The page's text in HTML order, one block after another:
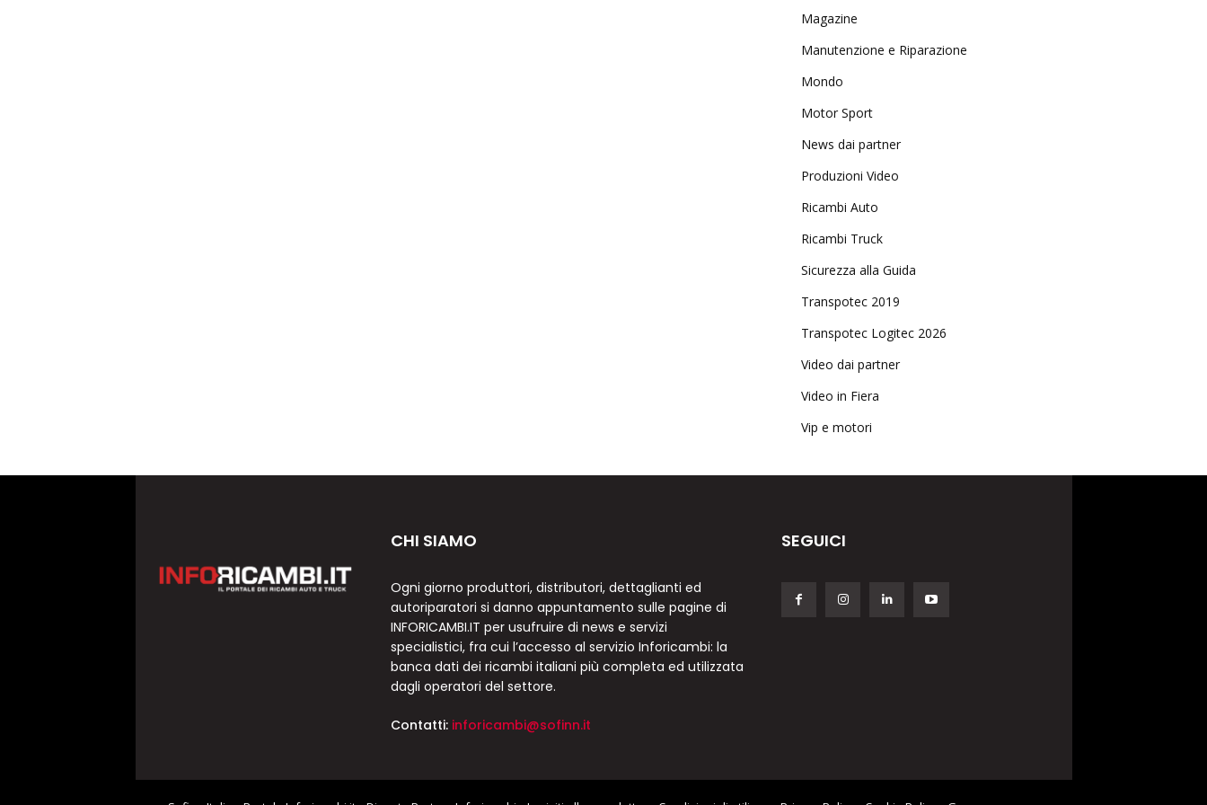
Magazine
Manutenzione e Riparazione
Mondo
Motor Sport
News dai partner
Produzioni Video
Ricambi Auto
Ricambi Truck
Sicurezza alla Guida
Transpotec 2019
Transpotec Logitec 2026
Video dai partner
Video in Fiera
Vip e motori
CHI SIAMO
Ogni giorno produttori, distributori, dettaglianti ed
autoriparatori si danno appuntamento sulle pagine di
INFORICAMBI.IT per usufruire di news e servizi
specialistici, fra cui l’accesso al servizio Inforicambi: la
banca dati dei ricambi italiani più completa ed utilizzata
dagli operatori del settore.
Contatti: inforicambi@sofinn.it
SEGUICI